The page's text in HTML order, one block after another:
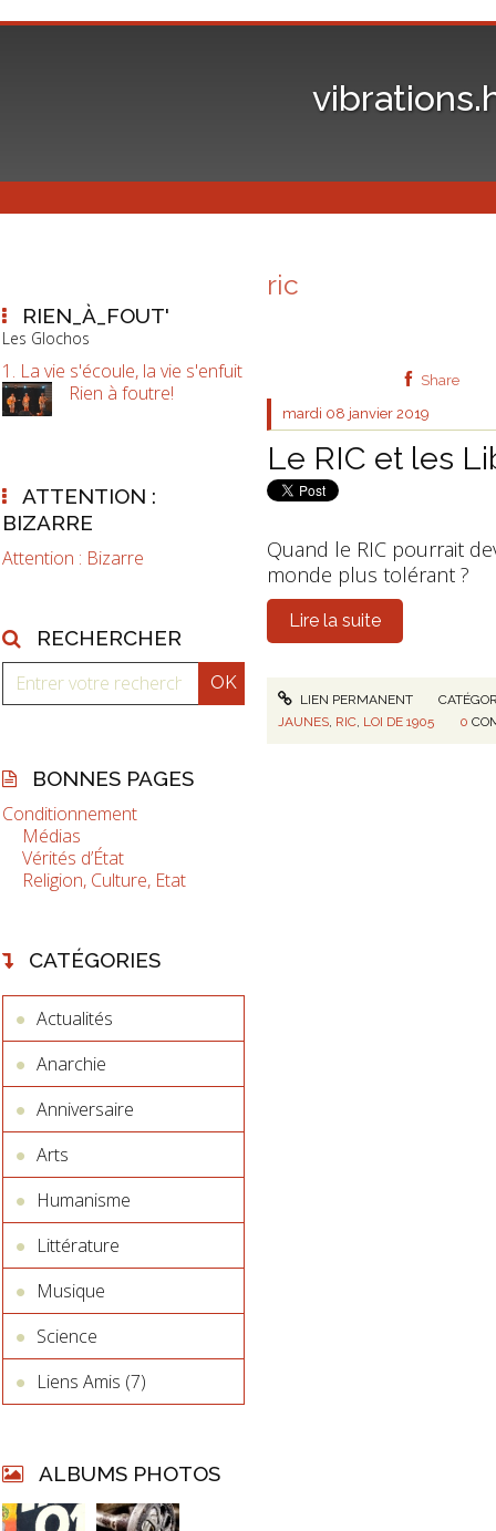
RIEN_À_FOUT'
Les Glochos
1. La vie s'écoule, la vie s'enfuit
Rien à foutre!
ATTENTION :
BIZARRE
Attention : Bizarre
RECHERCHER
BONNES PAGES
Conditionnement
Médias
Vérités d’État
Religion, Culture, Etat
CATÉGORIES
Actualités
Anarchie
Anniversaire
Arts
Humanisme
Littérature
Musique
Science
Liens Amis (7)
ALBUMS PHOTOS
ric
Share
mardi 08 janvier 2019
Le RIC et les
Quand le RIC pourrait
monde plus tolérant ?
Lire la suite
LIEN PERMANENT
JAUNES, RIC, LOI DE 1905 0